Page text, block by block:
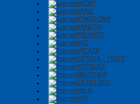
HIOKI
JASIC
KINGTONY
MAKITA
PROSKIT
SKC
VICADI
OPTIKA – ITALY
YOTSUGI
BROTHER
DEFELSKO
HILA
HTI